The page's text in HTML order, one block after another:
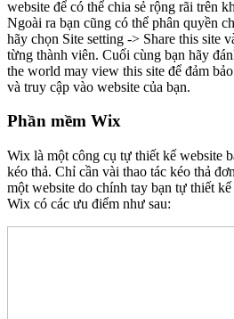
website để có thể chia sẻ rộng rãi trên
Ngoài ra bạn cũng có thể phân quyền
hãy chọn Site setting -> Share this site
từng thành viên. Cuối cùng bạn hãy
the world may view this site để đảm
và truy cập vào website của bạn.
Phần mềm Wix
Wix là một công cụ tự thiết kế website
kéo thả. Chỉ cần vài thao tác kéo thả
một website do chính tay bạn tự thiết
Wix có các ưu điểm như sau: